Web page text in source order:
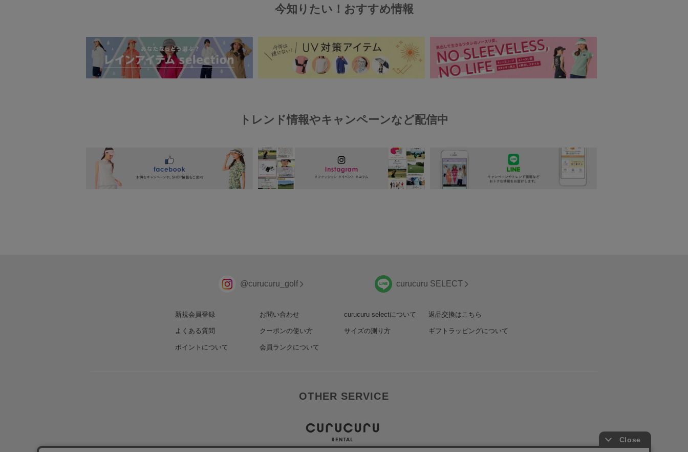
今知りたい！おすすめ情報
トレンド情報やキャンペーンなど配信中
@curucuru_golf curucuru SELECT
新規会員登録 お問い合わせ curucuru selectについて 返品交換はこちら
よくある質問 クーポンの使い方 サイズの測り方 ギフトラッピングについて
ポイントについて 会員ランクについて
OTHER SERVICE